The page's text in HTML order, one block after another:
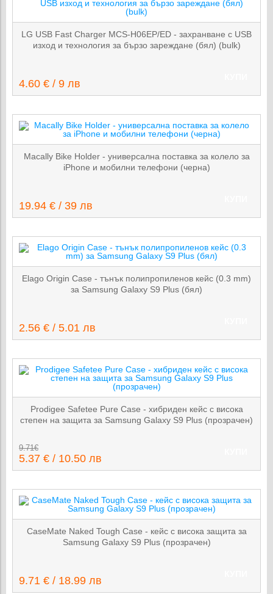
LG USB Fast Charger MCS-H06EP/ED - захранване с USB
изход и технология за бързо зареждане (бял) (bulk)
4.60 € / 9 лв
Macally Bike Holder - универсална поставка за колело за
iPhone и мобилни телефони (черна)
19.94 € / 39 лв
Elago Origin Case - тънък полипропиленов кейс (0.3 mm)
за Samsung Galaxy S9 Plus (бял)
2.56 € / 5.01 лв
Prodigee Safetee Pure Case - хибриден кейс с висока
степен на защита за Samsung Galaxy S9 Plus (прозрачен)
9.71€
5.37 € / 10.50 лв
CaseMate Naked Tough Case - кейс с висока защита за
Samsung Galaxy S9 Plus (прозрачен)
9.71 € / 18.99 лв